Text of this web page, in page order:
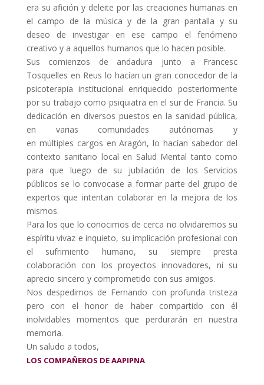
era su afición y deleite por las creaciones humanas en
el campo de la música y de la gran pantalla y su
deseo de investigar en ese campo el fenómeno
creativo y a aquellos humanos que lo hacen posible.
Sus comienzos de andadura junto a Francesc
Tosquelles en Reus lo hacían un gran conocedor de la
psicoterapia institucional enriquecido posteriormente
por su trabajo como psiquiatra en el sur de Francia. Su
dedicación en diversos puestos en la sanidad pública,
en varias comunidades autónomas y
en múltiples cargos en Aragón, lo hacían sabedor del
contexto sanitario local en Salud Mental tanto como
para que luego de su jubilación de los Servicios
públicos se lo convocase a formar parte del grupo de
expertos que intentan colaborar en la mejora de los
mismos.
Para los que lo conocimos de cerca no olvidaremos su
espíritu vivaz e inquieto, su implicación profesional con
el sufrimiento humano, su siempre presta
colaboración con los proyectos innovadores, ni su
aprecio sincero y comprometido con sus amigos.
Nos despedimos de Fernando con profunda tristeza
pero con el honor de haber compartido con él
inolvidables momentos que perdurarán en nuestra
memoria.
Un saludo a todos,
LOS COMPAÑEROS DE AAPIPNA